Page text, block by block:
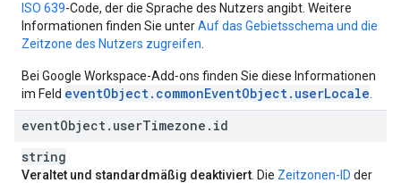
ISO 639-Code, der die Sprache des Nutzers angibt. Weitere
Informationen finden Sie unterAuf das Gebietsschema und die
Zeitzone des Nutzers zugreifen
Bei Google Workspace-Add‑ons finden Sie diese Informationen
im Feld eventObject.commonEventObject.userLocale
eventObject. userTimezone . id
string
Veraltet und standardmäßig deaktiviert . Die Zeitzonen-ID der